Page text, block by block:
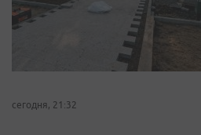
сегодня, 21:32